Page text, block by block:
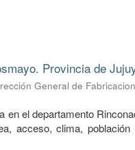
Provincia de
General de
en el departamento
acceso, clima,